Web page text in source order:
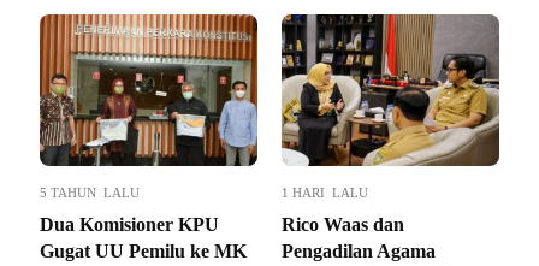
5 TAHUN LALU
Dua Komisioner KPU
Gugat UU Pemilu ke MK
1 HARI LALU
Rico Waas dan
Pengadilan Agama